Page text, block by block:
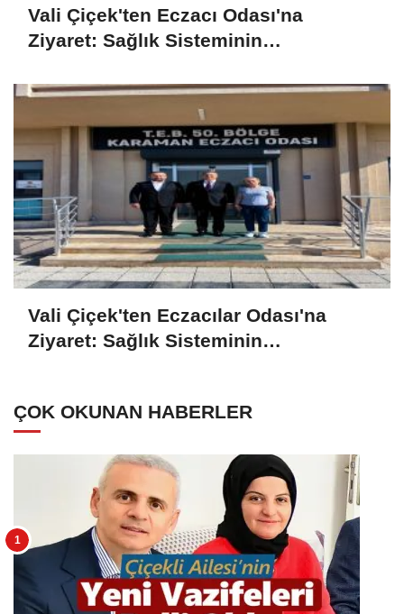
Vali Çiçek'ten Eczacı Odası'na
Ziyaret: Sağlık Sisteminin
Vali Çiçek'ten Eczacılar Odası'na
Ziyaret: Sağlık Sisteminin
ÇOK OKUNAN HABERLER